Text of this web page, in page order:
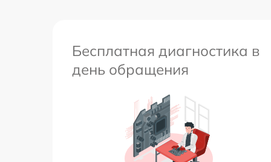
Бесплатная диагностика в
день обращения